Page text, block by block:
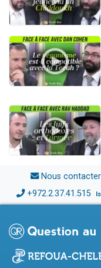
Nous contacter
+972.2.37.41.515